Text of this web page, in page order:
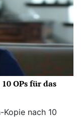
OPs für das
nach 10